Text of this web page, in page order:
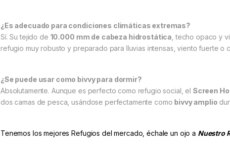
¿Es adecuado para condiciones climáticas extremas?
Sí. Su tejido de 10.000 mm de cabeza hidrostática , techo opaco y
refugio muy robusto y preparado para lluvias intensas, viento fuerte o
¿Se puede usar como bivvy para dormir?
Absolutamente. Aunque es perfecto como refugio social, el Screen
dos camas de pesca, usándose perfectamente como bivvy amplio
Tenemos los mejores Refugios del mercado, échale un ojo a Nuestro